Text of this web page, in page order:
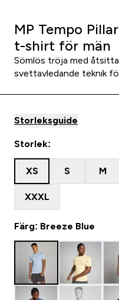
MP Tempo
t-shirt för män
Sömlös tröja med
svettavledande teknik
Storleksguide
Storlek:
XS S M
XXXL
Färg: Breeze Blue